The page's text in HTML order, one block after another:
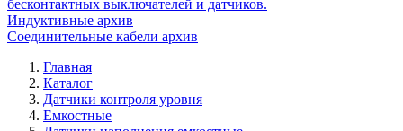
бесконтактных выключателей и датчиков.
Индуктивные архив
Соединительные кабели архив
Главная
Каталог
Датчики контроля уровня
Емкостные